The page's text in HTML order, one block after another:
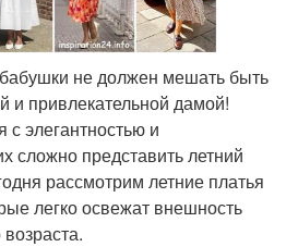
бабушки не должен мешать быть
и привлекательной дамой!
с элегантностью и
сложно представить летний
рассмотрим летние платья
легко освежат внешность